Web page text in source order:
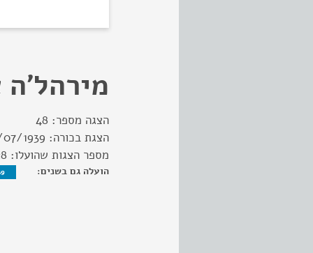
הצגה מספר: 48
הצגת בכורה: 1939
מספר הצגות שהועלו:
הועלה גם בשנים: